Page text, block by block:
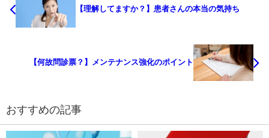
【理解してますか？】患者さんの本当の気持ち
【何故問診票？】メンテナンス強化のポイント
おすすめの記事